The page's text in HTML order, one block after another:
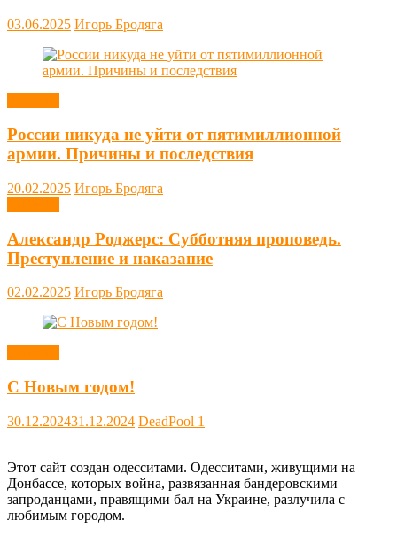
03.06.2025 Игорь Бродяга
России никуда не уйти от пятимиллионной
армии. Причины и последствия
20.02.2025 Игорь Бродяга
Александр Роджерс: Субботняя проповедь.
Преступление и наказание
02.02.2025 Игорь Бродяга
С Новым годом!
30.12.202431.12.2024 DeadPool 1
Этот сайт создан одесситами. Одесситами, живущими на
Донбассе, которых война, развязанная бандеровскими
запроданцами, правящими бал на Украине, разлучила с
любимым городом.